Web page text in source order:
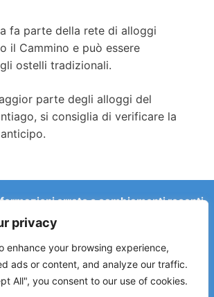
privacy
enhance your browsing experience,
ads or content, and analyze our traffic.
All", you consent to our use of cookies.
fa parte della rete di alloggi
il Cammino e può essere
ostelli tradizionali.
parte degli alloggi del
si consiglia di verificare la
errate o cambiamenti recenti
su ostelli chiusi, allagamenti, deviazioni,
cambiamenti aiutano a mantenere la
guida aggiornata.